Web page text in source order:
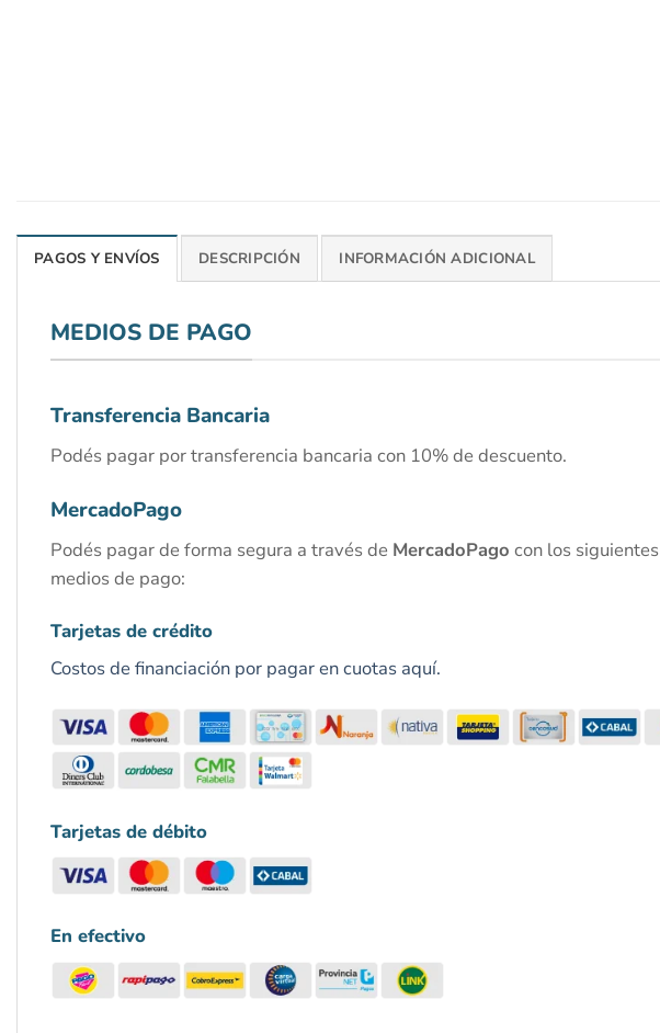
PAGOS Y ENVÍOS DESCRIPCIÓN INFORMACIÓN ADICIONAL
MEDIOS DE PAGO
Transferencia Bancaria
Podés pagar por transferencia bancaria con 10% de descuento.
MercadoPago
Podés pagar de forma segura a través de MercadoPago con los siguientes
medios de pago:
Tarjetas de crédito
Costos de financiación por pagar en cuotas aquí.
Tarjetas de débito
En efectivo